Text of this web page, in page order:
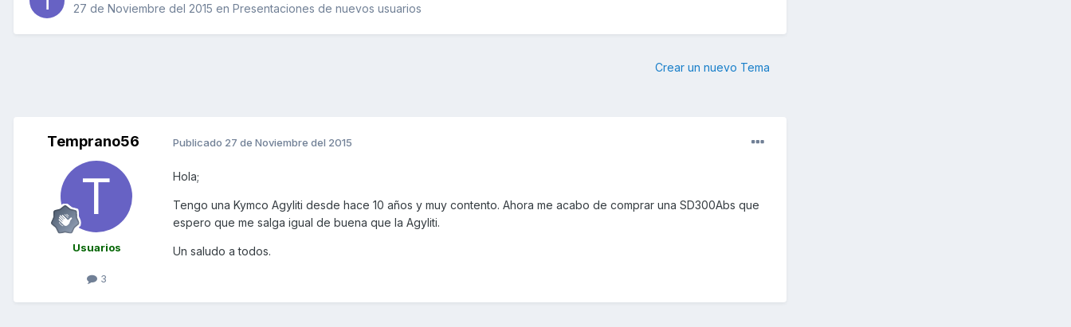
27 de Noviembre del 2015 en Presentaciones de nuevos usuarios
Crear un nuevo Tema
Temprano56
Usuarios
3
Publicado 27 de Noviembre del 2015
Hola;
Tengo una Kymco Agyliti desde hace 10 años y muy contento. Ahora me acabo de comprar una SD300Abs que
espero que me salga igual de buena que la Agyliti.
Un saludo a todos.